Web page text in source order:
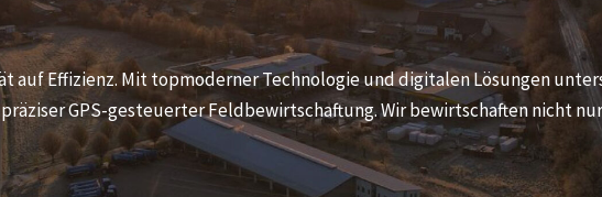
auf Effizienz. Mit topmoderner Technologie und digitalen Lösungen
GPS-gesteuerter Feldbewirtschaftung. Wir bewirtschaften nicht